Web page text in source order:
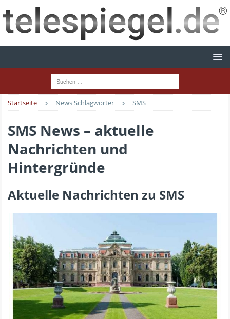
Startseite News Schlagwörter SMS
SMS News – aktuelle
Nachrichten und
Hintergründe
Aktuelle Nachrichten zu SMS